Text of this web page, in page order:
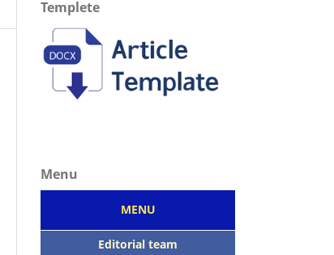
Templete
Menu
MENU
Editorial team